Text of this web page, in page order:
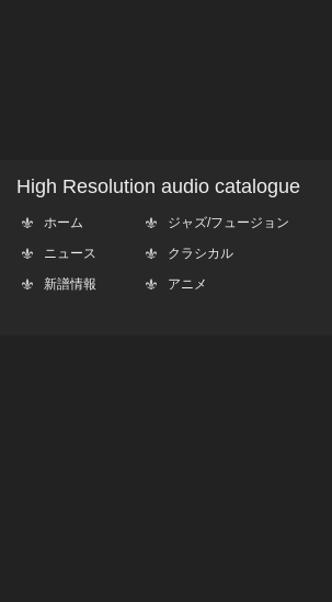
High Resolution audio catalogue
ホーム
ニュース
新譜情報
ジャズ/フュージョン
クラシカル
アニメ